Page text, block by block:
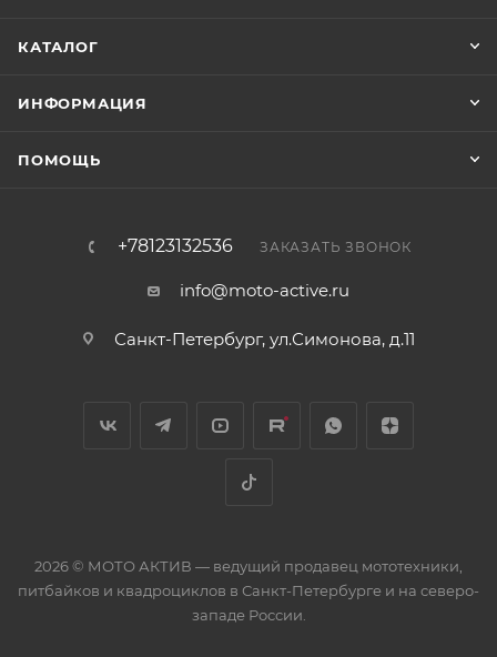
КАТАЛОГ
ИНФОРМАЦИЯ
ПОМОЩЬ
+78123132536 ЗАКАЗАТЬ ЗВОНОК
info@moto-active.ru
Санкт-Петербург, ул.Симонова, д.11
2026 © МОТО АКТИВ — ведущий продавец мототехники,
питбайков и квадроциклов в Санкт-Петербурге и на северо-
западе России.